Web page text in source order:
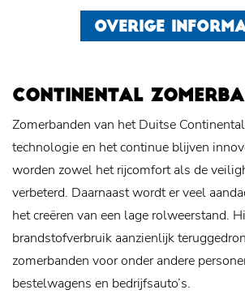
OVERIGE
CONTINENTAL
Zomerbanden van het Duitse
technologie en het continue blijven
worden zowel het rijcomfort als de
verbeterd. Daarnaast wordt er veel
het creëren van een lage rolweerstand.
brandstofverbruik aanzienlijk
zomerbanden voor onder andere
bestelwagens en bedrijfsauto’s.